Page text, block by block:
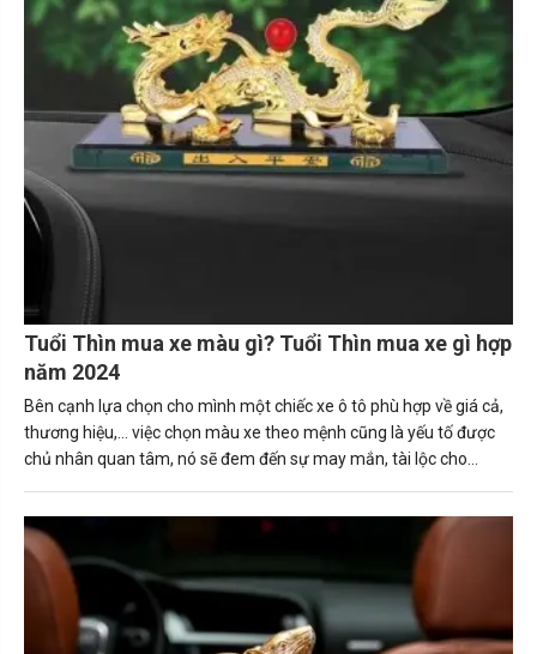
Tuổi Thìn mua xe màu gì? Tuổi Thìn mua xe gì hợp
năm 2024
Bên cạnh lựa chọn cho mình một chiếc xe ô tô phù hợp về giá cả,
thương hiệu,... việc chọn màu xe theo mệnh cũng là yếu tố được
chủ nhân quan tâm, nó sẽ đem đến sự may mắn, tài lộc cho
nguyên tắc giúp người tuổi Thìn (Bính Thìn, Canh Thìn, Giáp Thìn.
Mậu Thìn, Nhâm Thìn) mua được chiếc xe ô tô phù hợp. Tuổi thìn
hợp xe màu gì sẽ mang lại may mắn và tài lộc cho gia chủ.